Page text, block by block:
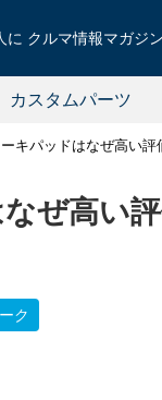
に クルマ情報マガジ
カスタムパーツ
キパッドはなぜ高い評
ぜ高い
ク